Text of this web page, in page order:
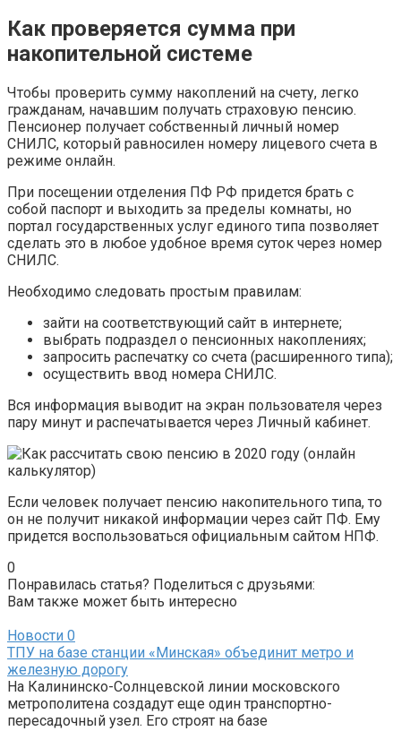
Как проверяется сумма при
накопительной системе
Чтобы проверить сумму накоплений на счету, легко
гражданам, начавшим получать страховую пенсию.
Пенсионер получает собственный личный номер
СНИЛС, который равносилен номеру лицевого счета в
режиме онлайн.
При посещении отделения ПФ РФ придется брать с
собой паспорт и выходить за пределы комнаты, но
портал государственных услуг единого типа позволяет
сделать это в любое удобное время суток через номер
СНИЛС.
Необходимо следовать простым правилам:
зайти на соответствующий сайт в интернете;
выбрать подраздел о пенсионных накоплениях;
запросить распечатку со счета (расширенного типа);
осуществить ввод номера СНИЛС.
Вся информация выводит на экран пользователя через
пару минут и распечатывается через Личный кабинет.
Если человек получает пенсию накопительного типа, то
он не получит никакой информации через сайт ПФ. Ему
придется воспользоваться официальным сайтом НПФ.
0
Понравилась статья? Поделиться с друзьями:
Вам также может быть интересно
Новости 0
ТПУ на базе станции «Минская» объединит метро и
железную дорогу
На Калининско-Солнцевской линии московского
метрополитена создадут еще один транспортно-
пересадочный узел. Его строят на базе